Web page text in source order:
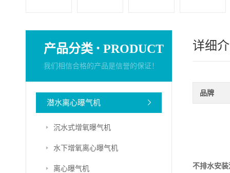
产品分类 · PRODUCT
我们相信合格的产品是信誉的保证！
潜水离心曝气机
沉水式增氧曝气机
水下增氧离心曝气机
离心曝气机
详细
品牌
不排水安